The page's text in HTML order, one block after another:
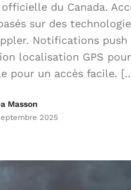
du Canada.
sur des
Notifications push
localisation GPS
pour un accès facile.
Masson
2025